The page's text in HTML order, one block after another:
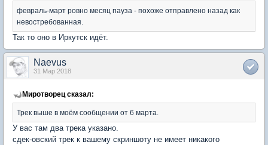
февраль-март ровно месяц пауза - похоже отправлено назад как
невостребованная.
Так то оно в Иркутск идёт.
Naevus
31 Мар 2018
Миротворец сказал:
Трек выше в моём сообщении от 6 марта.
У вас там два трека указано.
сдек-овский трек к вашему скриншоту не имеет никакого